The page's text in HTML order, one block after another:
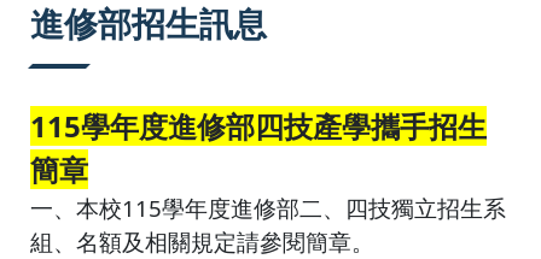
進修部招生訊息
115學年度進修部四技產學攜手招生
簡章
一、本校115學年度進修部二、四技獨立招生系
組、名額及相關規定請參閱簡章。